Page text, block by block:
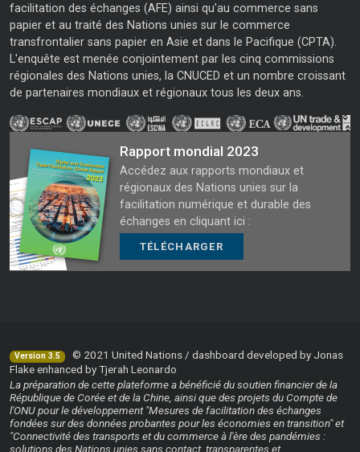
facilitation des échanges (AFE) ainsi qu'au commerce sans
papier et au traité des Nations unies sur le commerce
transfrontalier sans papier en Asie et dans le Pacifique (CPTA).
L'enquête est menée conjointement par les cinq commissions
régionales des Nations unies, la CNUCED et un nombre croissant
de partenaires mondiaux et régionaux tous les deux ans.
Rapport mondial 2023
Accédez aux rapports mondiaux et
régionaux des Nations unies sur la
facilitation numérique et durable des
échanges en cliquant ici :
TÉLÉCHARGER
Version 3.5
© 2021 United Nations / dashboard developed by Jonas
Flake enhanced by Tjerah Leonardo
La préparation de cette plateforme a bénéficié du soutien financier de la
République de Corée et de la Chine, ainsi que des projets du Compte de
l'ONU pour le développement "Mesures de facilitation des échanges
fondées sur des données probantes pour les économies en transition" et
"Connectivité des transports et du commerce à l'ère des pandémies :
solutions des Nations unies sans contact, transparentes et